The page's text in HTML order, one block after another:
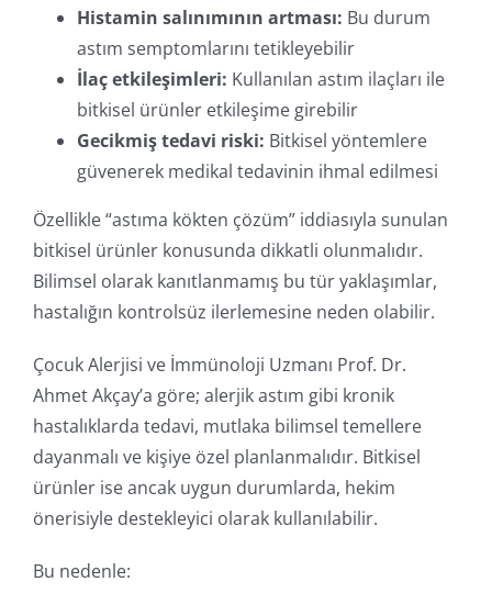
Histamin salınımının artması: Bu durum
astım semptomlarını tetikleyebilir
İlaç etkileşimleri: Kullanılan astım ilaçları ile
bitkisel ürünler etkileşime girebilir
Gecikmiş tedavi riski: Bitkisel yöntemlere
güvenerek medikal tedavinin ihmal edilmesi
Özellikle “astıma kökten çözüm” iddiasıyla sunulan
bitkisel ürünler konusunda dikkatli olunmalıdır.
Bilimsel olarak kanıtlanmamış bu tür yaklaşımlar,
hastalığın kontrolsüz ilerlemesine neden olabilir.
Çocuk Alerjisi ve İmmünoloji Uzmanı Prof. Dr.
Ahmet Akçay’a göre; alerjik astım gibi kronik
hastalıklarda tedavi, mutlaka bilimsel temellere
dayanmalı ve kişiye özel planlanmalıdır. Bitkisel
ürünler ise ancak uygun durumlarda, hekim
önerisiyle destekleyici olarak kullanılabilir.
Bu nedenle: